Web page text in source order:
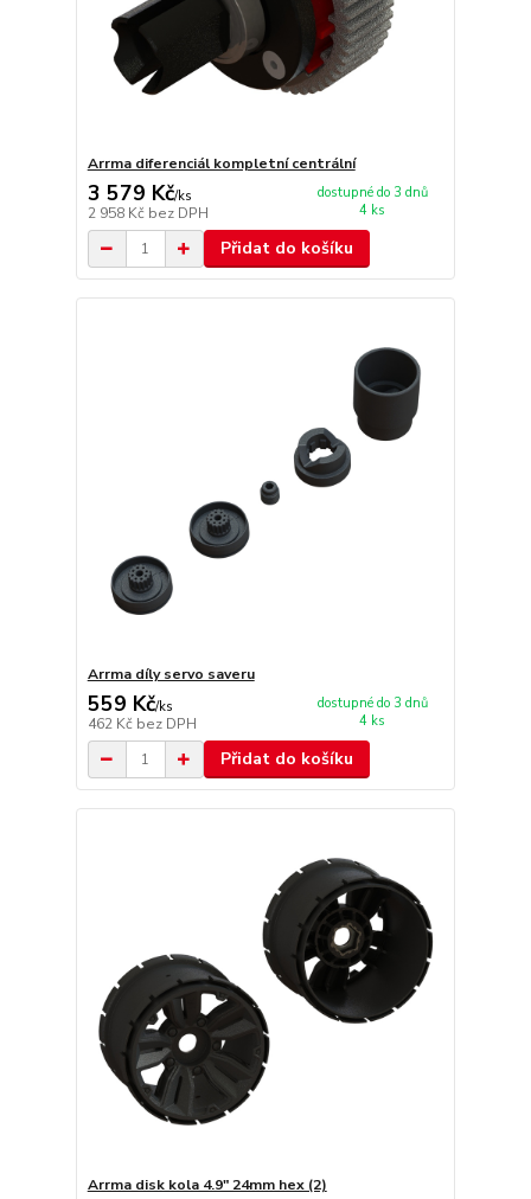
Arrma diferenciál kompletní centrální
3 579 Kč/ks
2 958 Kč bez DPH
dostupné do 3 dnů
4 ks
Přidat do košíku
Arrma díly servo saveru
559 Kč/ks
462 Kč bez DPH
dostupné do 3 dnů
4 ks
Přidat do košíku
Arrma disk kola 4.9" 24mm hex (2)